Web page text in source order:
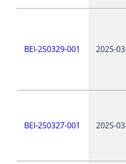
BEI-250329-001 2025-
BEI-250327-001 2025-